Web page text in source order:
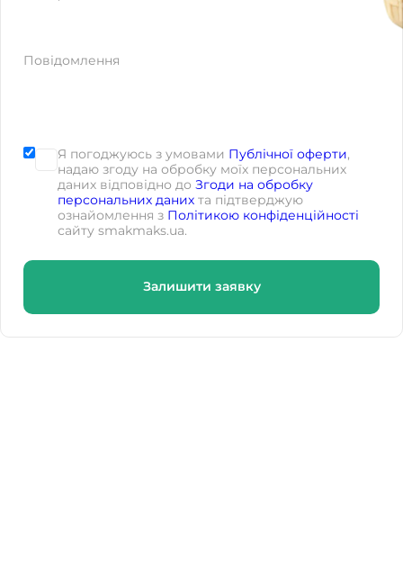
Повідомлення
Я погоджуюсь з умовами Публічної оферти,
надаю згоду на обробку моїх персональних
даних відповідно до Згоди на обробку
персональних даних та підтверджую
ознайомлення з Політикою конфіденційності
сайту smakmaks.ua.
Залишити заявку